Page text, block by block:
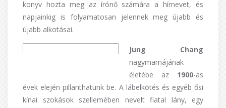
könyv hozta meg az írónő számára a hírnevet, és
napjainkig is folyamatosan jelennek meg újabb és
újabb alkotásai.
Jung Chang
nagymamájának
életébe az 1900-as
évek elején pillanthatunk be. A lábelkötés és egyéb ősi
kínai szokások szellemében nevelt fiatal lány, egy